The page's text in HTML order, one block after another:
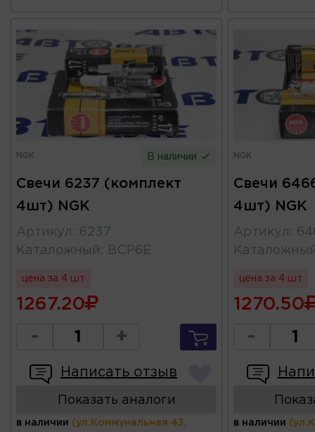
NGK В наличии
Свечи 6237 (комплект
4шт) NGK
Артикул : 6237
Каталожный : BCP6E
цена за 4 шт
1267.20
- +
Написать отзыв
Показать аналоги
в наличии (ул.Коммунальная 43,
NGK
Свечи
4шт) NGK
Артикул :
цена за 4 шт
1270.50
-
в наличии